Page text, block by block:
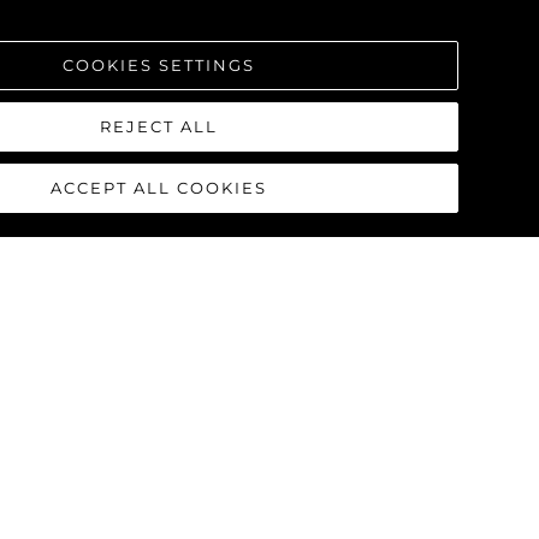
COOKIES SETTINGS
REJECT ALL
ACCEPT ALL COOKIES